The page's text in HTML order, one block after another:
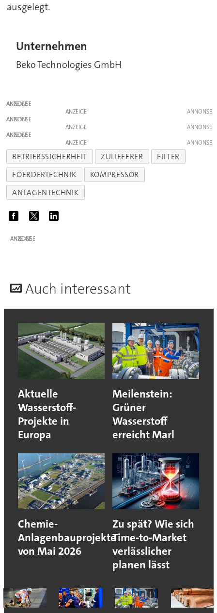
ausgelegt.
Unternehmen
Beko Technologies GmbH
ANZEIGE
ANZEIGE
ANZEIGE
ANZEIGE
ANZEIGE
ANZEIGE
BETRIEBSSICHERHEIT ZULIEFERER
FILTER
FOERDERTECHNIK
KOMPRESSOR
ANLAGENTECHNIK
ANZEIGE
Auch interessant
Aktuelle
Wasserstoff-
Projekte in
Europa
Meilenstein:
Grüner
Wasserstoff
erreicht Marl
Chemie-
Anlagenbauprojekte
von Mai 2026
Zu spät? Wie sich
Time-to-Market
verlässlicher
planen lässt